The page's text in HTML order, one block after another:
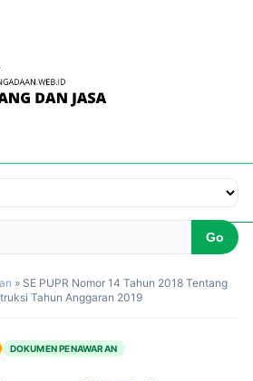
» SE PUPR Nomor 14 Tahun 2018 Tentang
Tahun Anggaran 2019
DOKUMEN PENAWARAN